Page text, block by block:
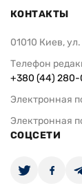
КОНТАКТЫ
01010 Киев,
Телефон
+380 (44)
Электронная
Электронная
СОЦСЕТИ